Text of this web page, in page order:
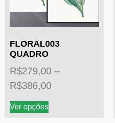
FLORAL003
QUADRO
R$279,00 –
R$386,00
Ver opções